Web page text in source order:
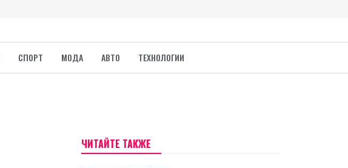
СПОРТ МОДА АВТО ТЕХНОЛОГИИ
ЧИТАЙТЕ ТАКЖЕ